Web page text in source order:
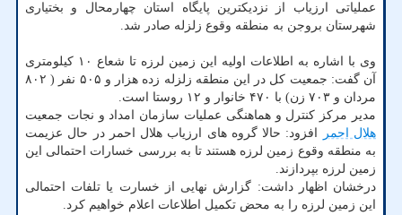
عملیاتی ارزیاب از نزدیکترین پایگاه استان چهارمحال و بختیاری
شهرستان بروجن به منطقه وقوع زلزله صادر شد.
وی با اشاره به اطلاعات اولیه این زمین لرزه تا شعاع ۱۰ کیلومتری
آن گفت: جمعیت کل در این منطقه زلزله زده هزار و ۵۰۵ نفر ( ۸۰۲
مردان و ۷۰۳ زن) با ۴۷۰ خانوار و ۱۲ روستا است.
مدیر مرکز کنترل و هماهنگی عملیات سازمان امداد و نجات جمعیت
هلال احمر
افزود: حالا گروه های ارزیاب هلال احمر در حال عزیمت
به منطقه وقوع زمین لرزه هستند تا به بررسی خسارات احتمالی این
زمین لرزه بپردازند.
درخشان اظهار داشت: گزارش نهایی از خسارت یا تلفات احتمالی
این زمین لرزه را به محض تکمیل اطلاعات اعلام خواهیم کرد.